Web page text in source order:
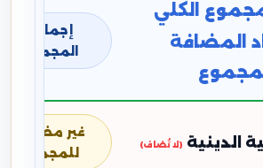
الكلي
المضافة
إجمالي
المجموع
الدينية (لا تُضاف)
غير مضافة
للمجموع